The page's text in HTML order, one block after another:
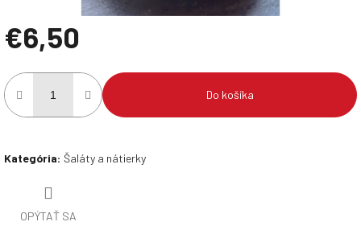
€6,50
cena:
Do košíka
Kategória: Šaláty a nátierky
OPÝTAŤ SA